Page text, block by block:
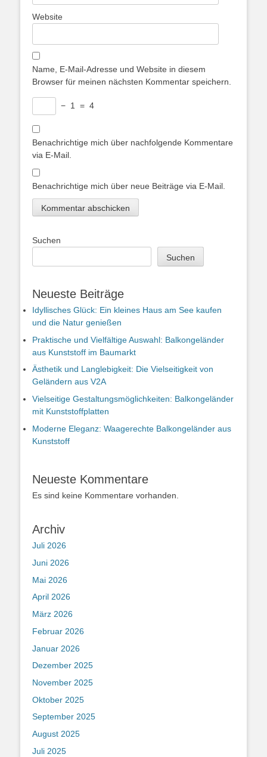
Website
Name, E-Mail-Adresse und Website in diesem
Browser für meinen nächsten Kommentar speichern.
− 1 = 4
Benachrichtige mich über nachfolgende Kommentare
via E-Mail.
Benachrichtige mich über neue Beiträge via E-Mail.
Suchen
Suchen
Neueste Beiträge
Idyllisches Glück: Ein kleines Haus am See kaufen
und die Natur genießen
Praktische und Vielfältige Auswahl: Balkongeländer
aus Kunststoff im Baumarkt
Ästhetik und Langlebigkeit: Die Vielseitigkeit von
Geländern aus V2A
Vielseitige Gestaltungsmöglichkeiten: Balkongeländer
mit Kunststoffplatten
Moderne Eleganz: Waagerechte Balkongeländer aus
Kunststoff
Neueste Kommentare
Es sind keine Kommentare vorhanden.
Archiv
Juli 2026
Juni 2026
Mai 2026
April 2026
März 2026
Februar 2026
Januar 2026
Dezember 2025
November 2025
Oktober 2025
September 2025
August 2025
Juli 2025